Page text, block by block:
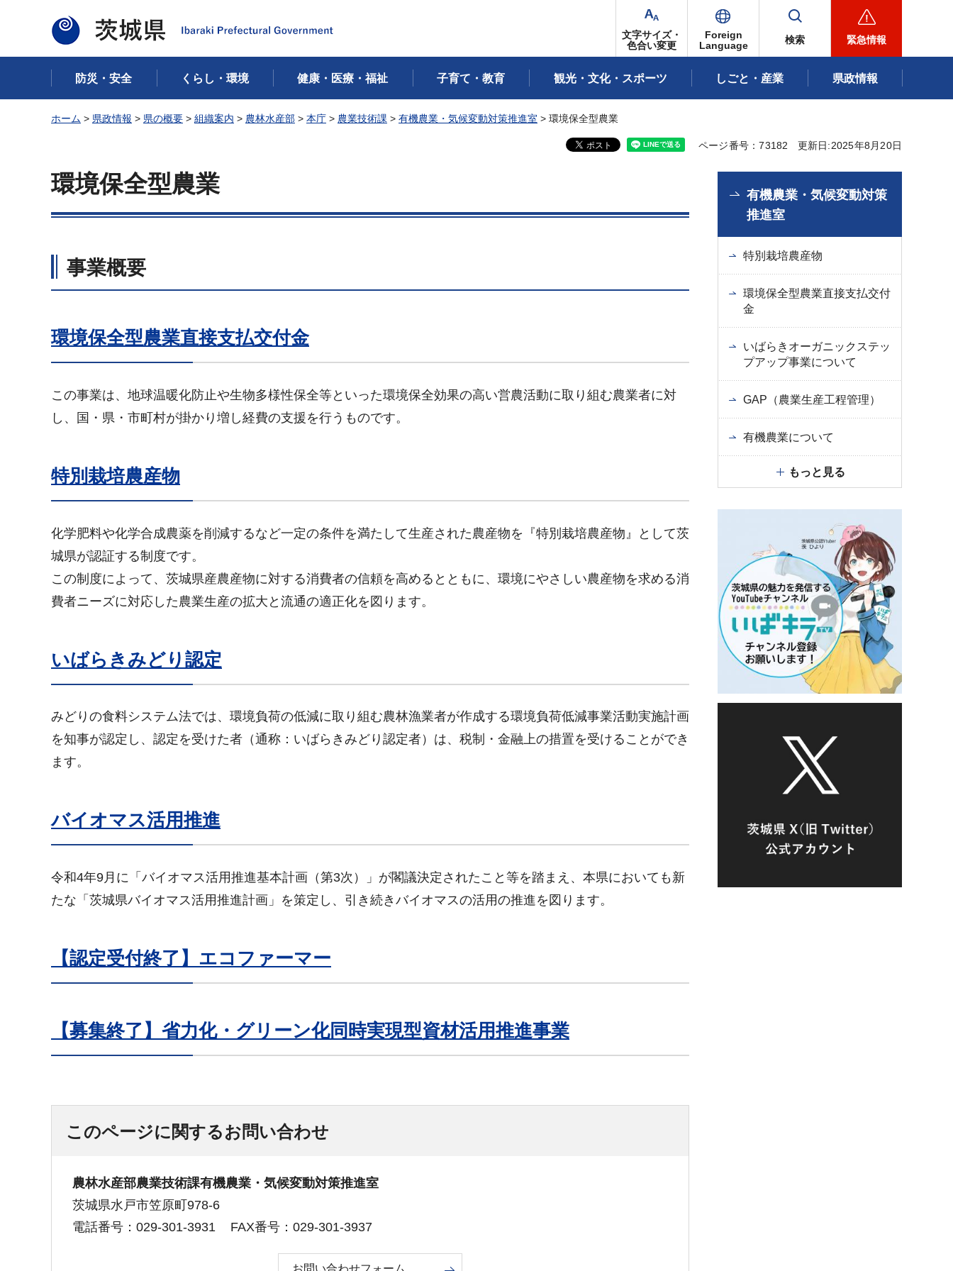
茨城県
文字サイズ・
色合い変更
Foreign
Language
検索 緊急情報
防災・安全 くらし・環境 健康・医療・福祉 子育て・教育 観光・文化・スポーツ しごと・産業 県政情報
ホーム > 県政情報 > 県の概要 > 組織案内 > 農林水産部 > 本庁 > 農業技術課 > 有機農業・気候変動対策推進室 > 環境保全型農業
ページ番号：73182 更新日:2025年8月20日
環境保全型農業
事業概要
環境保全型農業直接支払交付金
この事業は、地球温暖化防止や生物多様性保全等といった環境保全効果の高い営農活動に取り組む農業者に対
し、国・県・市町村が掛かり増し経費の支援を行うものです。
特別栽培農産物
化学肥料や化学合成農薬を削減するなど一定の条件を満たして生産された農産物を『特別栽培農産物』として茨
城県が認証する制度です。
この制度によって、茨城県産農産物に対する消費者の信頼を高めるとともに、環境にやさしい農産物を求める消
費者ニーズに対応した農業生産の拡大と流通の適正化を図ります。
いばらきみどり認定
みどりの食料システム法では、環境負荷の低減に取り組む農林漁業者が作成する環境負荷低減事業活動実施計画
を知事が認定し、認定を受けた者（通称：いばらきみどり認定者）は、税制・金融上の措置を受けることができ
ます。
バイオマス活用推進
令和4年9月に「バイオマス活用推進基本計画（第3次）」が閣議決定されたこと等を踏まえ、本県においても新
たな「茨城県バイオマス活用推進計画」を策定し、引き続きバイオマスの活用の推進を図ります。
【認定受付終了】エコファーマー
【募集終了】省力化・グリーン化同時実現型資材活用推進事業
このページに関するお問い合わせ
農林水産部農業技術課有機農業・気候変動対策推進室
茨城県水戸市笠原町978-6
電話番号：029-301-3931
FAX番号：029-301-3937
お問い合わせフォーム
有機農業・気候変動対策
推進室
特別栽培農産物
環境保全型農業直接支払交付
金
いばらきオーガニックステッ
プアップ事業について
GAP（農業生産工程管理）
有機農業について
もっと見る